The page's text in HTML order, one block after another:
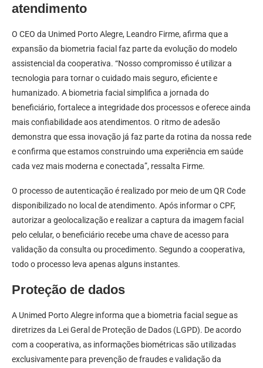
atendimento
O CEO da Unimed Porto Alegre, Leandro Firme, afirma que a
expansão da biometria facial faz parte da evolução do modelo
assistencial da cooperativa. “Nosso compromisso é utilizar a
tecnologia para tornar o cuidado mais seguro, eficiente e
humanizado. A biometria facial simplifica a jornada do
beneficiário, fortalece a integridade dos processos e oferece ainda
mais confiabilidade aos atendimentos. O ritmo de adesão
demonstra que essa inovação já faz parte da rotina da nossa rede
e confirma que estamos construindo uma experiência em saúde
cada vez mais moderna e conectada”, ressalta Firme.
O processo de autenticação é realizado por meio de um QR Code
disponibilizado no local de atendimento. Após informar o CPF,
autorizar a geolocalização e realizar a captura da imagem facial
pelo celular, o beneficiário recebe uma chave de acesso para
validação da consulta ou procedimento. Segundo a cooperativa,
todo o processo leva apenas alguns instantes.
Proteção de dados
A Unimed Porto Alegre informa que a biometria facial segue as
diretrizes da Lei Geral de Proteção de Dados (LGPD). De acordo
com a cooperativa, as informações biométricas são utilizadas
exclusivamente para prevenção de fraudes e validação da